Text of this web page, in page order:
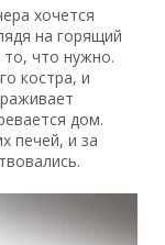
хочется
на горящий
что нужно.
костра, и
дом.
печей, и за